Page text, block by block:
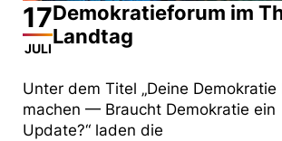
17
JULI
Demokratieforum im
Landtag
Unter dem Titel „Deine Demokratie
machen — Braucht Demokratie ein
Update?“ laden die